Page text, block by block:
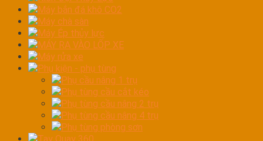
Máy bắn đá khô CO2
Máy chà sàn
Máy Ép thủy lực
MÁY RA VÀO LỐP XE
Máy rửa xe
Phụ kiện - phụ tùng
Phụ cầu nâng 1 trụ
Phụ tùng cầu cắt kéo
Phụ tùng cầu nâng 2 trụ
Phụ tùng cầu nâng 4 trụ
Phụ tùng phòng sơn